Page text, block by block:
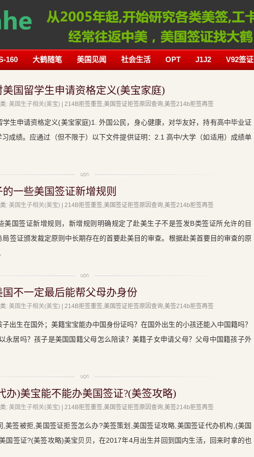
160 大鹤随笔 美国见闻 社会生活 OPT J1J2 V92签证
美国留学生申请资格定义(美宝家庭)
: 美国生子相关(美宝) | 214B拒签重签,美国签证拒签原因查询,美签214b拒签再签
学生申请资格定义(美宝家庭)1. 外国公民，身心健康，对华友好，持有高中毕业证
成绩。应通过（但不限于）以下文件提供证明：2.1 高中/大学（如适用）成绩单
一些美国签证新增规则
: 美国生子相关(美宝) | 214B拒签重签,美国签证拒签原因查询,美签214b拒签再签
美国签证新增规则，新增规则明确规定了赴美生子不是签发B类签证所允许的目
局签证颁发裁定原则中长期存在的首要赴美目的审查。根据赴美首要目的审查的原
国不一定最后能帮父母办身份
: 美国生子相关(美宝) | 214B拒签重签,美国签证拒签原因查询,美签214b拒签再签
出生在国外；美籍宝宝能办中国身份证吗？在国外出生的小孩还能入中国籍吗？
永居吗？孩子是美国国籍父母怎么陪读？美籍子女申请父母？父母中国籍孩子外
办)美宝能不能办美国签证?(美签攻略)
: 美国生子相关(美宝) | 214B拒签重签,美国签证拒签原因查询,美签214b拒签再签
,美签被拒,美国签证拒签怎么办?美签策划,美国签证攻略,美国签证代办机构,(美国
国签证?(美签攻略)美宝贝贝，在2017年4月出生并回到国内生活，回来时拿的也